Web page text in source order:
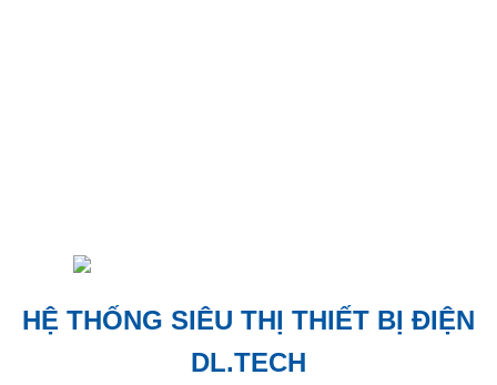
HỆ THỐNG SIÊU THỊ THIẾT BỊ ĐIỆN
DL.TECH